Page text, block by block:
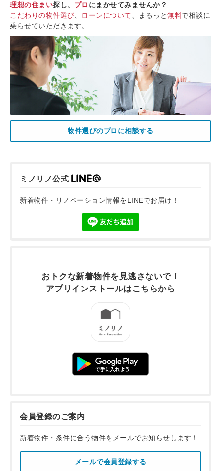
理想の住まい探し、 プロ にまかせてみませんか？
こだわりの物件選び
ローンについて 、まるっと無料で相談に
乗らせていただきます。
物件選びのプロに相談する
ミノリノ公式
新着物件・リノベーション情報をLINEでお届け！
おトクな新着物件を 見逃さないで！
アプリインストールはこちらから
会員登録のご案内
新着物件・条件に合う物件をメールでお知らせします！
メールで会員登録する